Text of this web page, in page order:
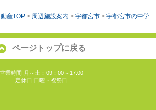
産TOP > 周辺施設案内 > 宇都宮市 > 宇都宮市の中学
ページトップに戻る
営業時間:月～土：09：00～17:00
定休日:日曜・祝祭日